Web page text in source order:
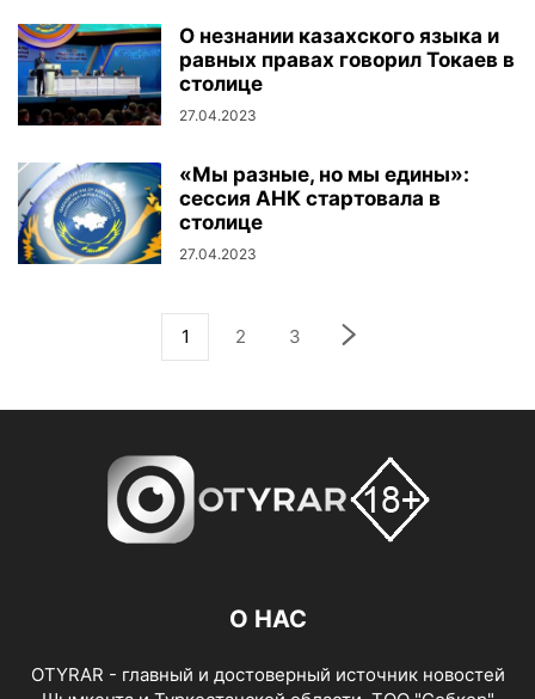
О незнании казахского языка и
равных правах говорил Токаев в
столице
27.04.2023
«Мы разные, но мы едины»:
сессия АНК стартовала в
столице
27.04.2023
1 2 3
О НАС
OTYRAR - главный и достоверный источник новостей